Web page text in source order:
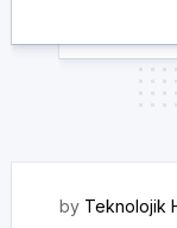
by Teknolojik